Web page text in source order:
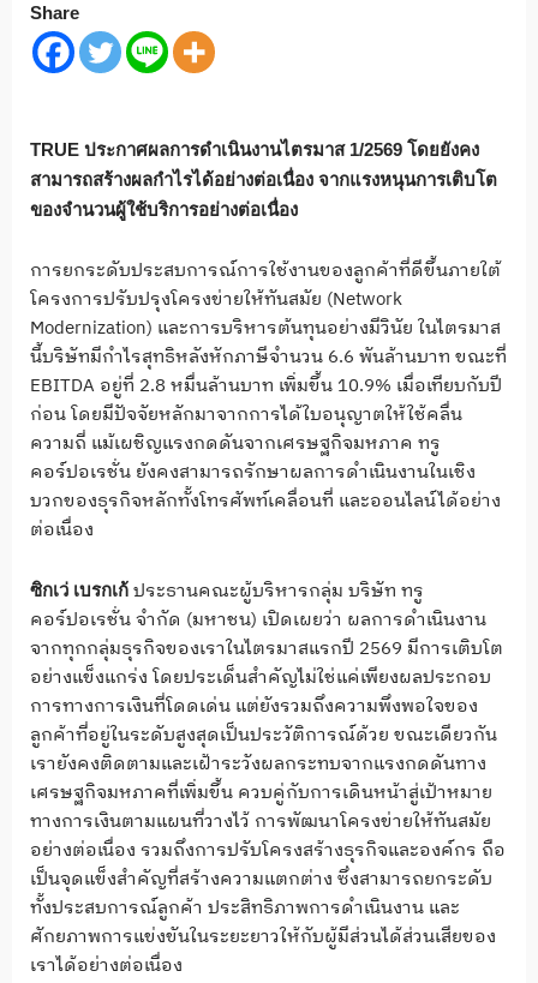
Share
TRUE ประกาศผลการดำเนินงานไตรมาส 1/2569 โดยยังคง
สามารถสร้างผลกำไรได้อย่างต่อเนื่อง จากแรงหนุนการเติบโต
ของจำนวนผู้ใช้บริการอย่างต่อเนื่อง
การยกระดับประสบการณ์การใช้งานของลูกค้าที่ดีขึ้นภายใต้
โครงการปรับปรุงโครงข่ายให้ทันสมัย (Network
Modernization) และการบริหารต้นทุนอย่างมีวินัย ในไตรมาส
นี้บริษัทมีกำไรสุทธิหลังหักภาษีจำนวน 6.6 พันล้านบาท ขณะที่
EBITDA อยู่ที่ 2.8 หมื่นล้านบาท เพิ่มขึ้น 10.9% เมื่อเทียบกับปี
ก่อน โดยมีปัจจัยหลักมาจากการได้ใบอนุญาตให้ใช้คลื่น
ความถี่ แม้เผชิญแรงกดดันจากเศรษฐกิจมหภาค ทรู
คอร์ปอเรชั่น ยังคงสามารถรักษาผลการดำเนินงานในเชิง
บวกของธุรกิจหลักทั้งโทรศัพท์เคลื่อนที่ และออนไลน์ได้อย่าง
ต่อเนื่อง
ซิกเว่ เบรกเก้ ประธานคณะผู้บริหารกลุ่ม บริษัท ทรู
คอร์ปอเรชั่น จำกัด (มหาชน) เปิดเผยว่า ผลการดำเนินงาน
จากทุกกลุ่มธุรกิจของเราในไตรมาสแรกปี 2569 มีการเติบโต
อย่างแข็งแกร่ง โดยประเด็นสำคัญไม่ใช่แค่เพียงผลประกอบ
การทางการเงินที่โดดเด่น แต่ยังรวมถึงความพึงพอใจของ
ลูกค้าที่อยู่ในระดับสูงสุดเป็นประวัติการณ์ด้วย ขณะเดียวกัน
เรายังคงติดตามและเฝ้าระวังผลกระทบจากแรงกดดันทาง
เศรษฐกิจมหภาคที่เพิ่มขึ้น ควบคู่กับการเดินหน้าสู่เป้าหมาย
ทางการเงินตามแผนที่วางไว้ การพัฒนาโครงข่ายให้ทันสมัย
อย่างต่อเนื่อง รวมถึงการปรับโครงสร้างธุรกิจและองค์กร ถือ
เป็นจุดแข็งสำคัญที่สร้างความแตกต่าง ซึ่งสามารถยกระดับ
ทั้งประสบการณ์ลูกค้า ประสิทธิภาพการดำเนินงาน และ
ศักยภาพการแข่งขันในระยะยาวให้กับผู้มีส่วนได้ส่วนเสียของ
เราได้อย่างต่อเนื่อง